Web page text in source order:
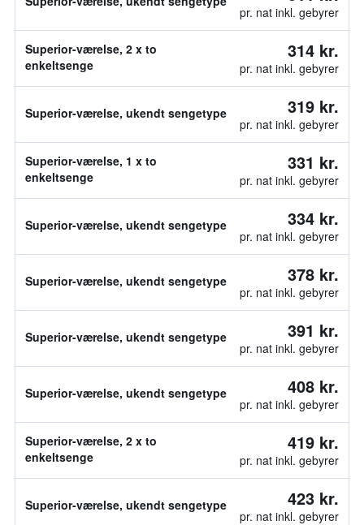
pr. nat inkl. gebyrer
Superior-værelse, 2 x to
enkeltsenge
314 kr.
pr. nat inkl. gebyrer
Superior-værelse, ukendt sengetype 319 kr.
pr. nat inkl. gebyrer
Superior-værelse, 1 x to
enkeltsenge
331 kr.
pr. nat inkl. gebyrer
Superior-værelse, ukendt sengetype 334 kr.
pr. nat inkl. gebyrer
Superior-værelse, ukendt sengetype 378 kr.
pr. nat inkl. gebyrer
Superior-værelse, ukendt sengetype 391 kr.
pr. nat inkl. gebyrer
Superior-værelse, ukendt sengetype 408 kr.
pr. nat inkl. gebyrer
Superior-værelse, 2 x to
enkeltsenge
419 kr.
pr. nat inkl. gebyrer
Superior-værelse, ukendt sengetype 423 kr.
pr. nat inkl. gebyrer